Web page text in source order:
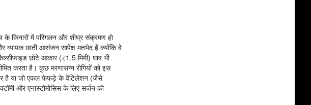
के किनारों में परिगलन और शीघ्र संक्रमण हो
व्यापक छाती आसंजन सापेक्ष मतभेद हैं क्योंकि वे
छोटे आकार (<1.5 मिमी) घाव भी
करता है। कुछ मरणासन्न रोगियों को इस
है या जो एकल फेफड़े के वेंटिलेशन (जैसे
और एनास्टोमोसिस के लिए सर्जन की